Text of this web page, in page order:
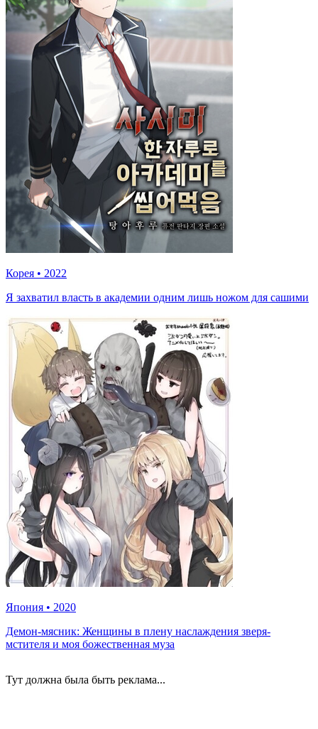
Корея • 2022
Я захватил власть в академии одним лишь ножом для сашими
Япония • 2020
Демон-мясник: Женщины в плену наслаждения зверя-
мстителя и моя божественная муза
Тут должна была быть реклама...